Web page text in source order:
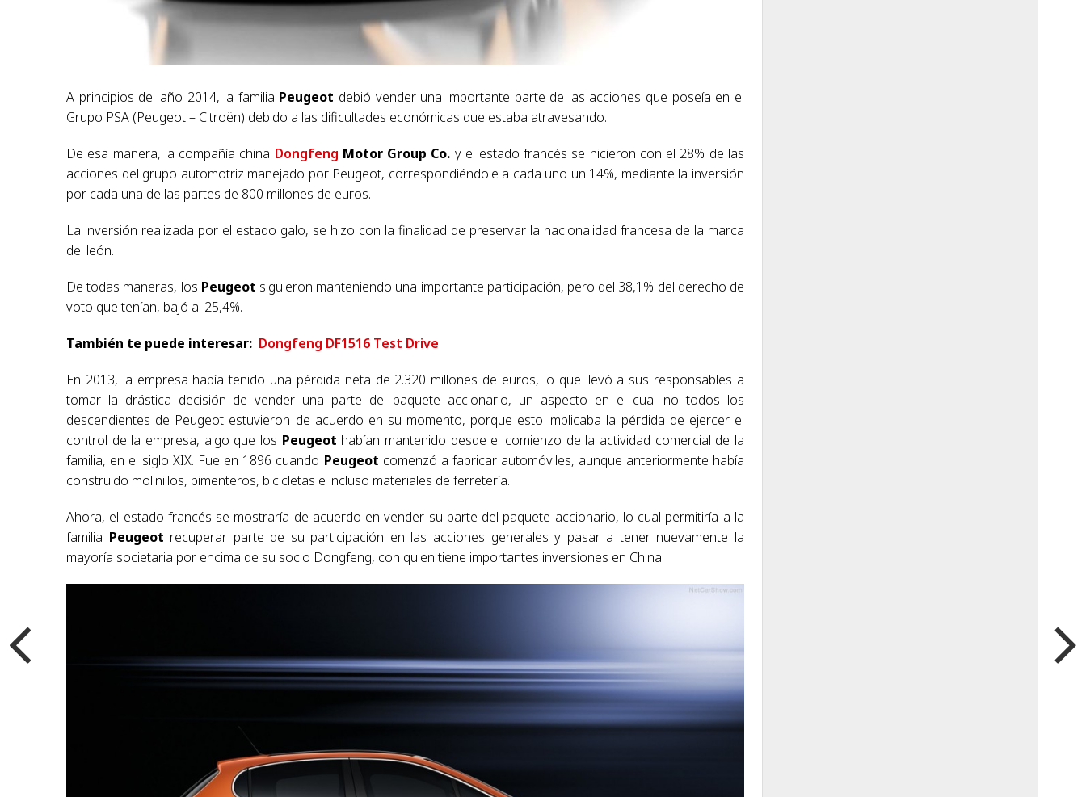
A principios del año 2014, la familia Peugeot debió vender una importante parte de las acciones que poseía en el
Grupo PSA (Peugeot – Citroën) debido a las dificultades económicas que estaba atravesando.
De esa manera, la compañía china Dongfeng Motor Group Co. y el estado francés se hicieron con el 28% de las
acciones del grupo automotriz manejado por Peugeot, correspondiéndole a cada uno un 14%, mediante la inversión
por cada una de las partes de 800 millones de euros.
La inversión realizada por el estado galo, se hizo con la finalidad de preservar la nacionalidad francesa de la marca
del león.
De todas maneras, los Peugeot siguieron manteniendo una importante participación, pero del 38,1% del derecho de
voto que tenían, bajó al 25,4%.
También te puede interesar: Dongfeng DF1516 Test Drive
En 2013, la empresa había tenido una pérdida neta de 2.320 millones de euros, lo que llevó a sus responsables a
tomar la drástica decisión de vender una parte del paquete accionario, un aspecto en el cual no todos los
descendientes de Peugeot estuvieron de acuerdo en su momento, porque esto implicaba la pérdida de ejercer el
control de la empresa, algo que los Peugeot habían mantenido desde el comienzo de la actividad comercial de la
familia, en el siglo XIX. Fue en 1896 cuando Peugeot comenzó a fabricar automóviles, aunque anteriormente había
construido molinillos, pimenteros, bicicletas e incluso materiales de ferretería.
Ahora, el estado francés se mostraría de acuerdo en vender su parte del paquete accionario, lo cual permitiría a la
familia Peugeot recuperar parte de su participación en las acciones generales y pasar a tener nuevamente la
mayoría societaria por encima de su socio Dongfeng, con quien tiene importantes inversiones en China.